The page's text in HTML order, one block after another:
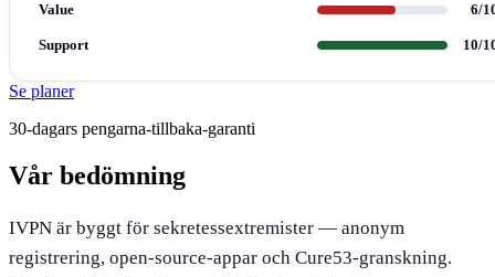
Value 6/
Support 10/
Se planer
30-dagars pengarna-tillbaka-garanti
Vår bedömning
IVPN är byggt för sekretessextremister — anonym
registrering, open-source-appar och Cure53-granskning.